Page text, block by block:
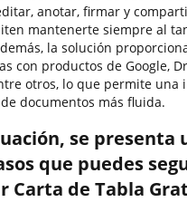
anotar, firmar y
mantenerte siempre al
la solución
con productos de Google,
otros, lo que permite una
documentos más fluida.
se presenta
que puedes
Carta de Tabla